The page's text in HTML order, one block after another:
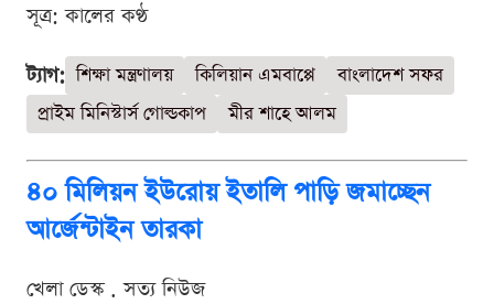
সূত্র: কালের কণ্ঠ
ট্যাগ: শিক্ষা মন্ত্রণালয় কিলিয়ান এমবাপ্পে
বাংলাদেশ সফর
প্রাইম মিনিস্টার্স গোল্ডকাপ
মীর শাহে আলম
৪০ মিলিয়ন ইউরোয় ইতালি পাড়ি জমাচ্ছেন
আর্জেন্টাইন তারকা
খেলা ডেস্ক . সত্য নিউজ